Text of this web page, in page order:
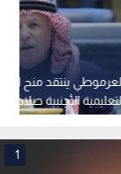
ينتقد منح
الأجنبية
الأردن
1